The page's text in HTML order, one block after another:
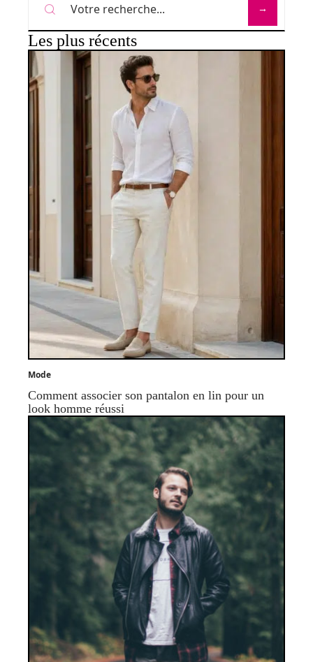
Les plus récents
Mode
Comment associer son pantalon en lin pour un
look homme réussi